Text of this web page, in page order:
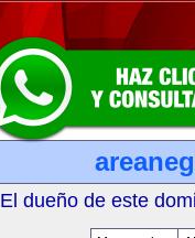
El dueño de este